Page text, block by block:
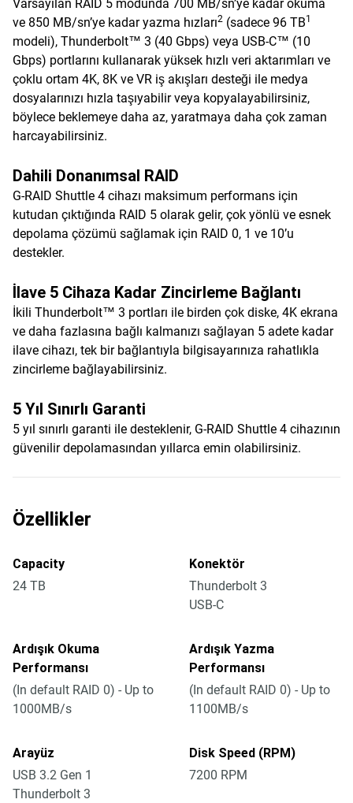
Varsayılan RAID 5 modunda 700 MB/sn’ye kadar okuma
ve 850 MB/sn’ye kadar yazma hızları2 (sadece 96 TB1
modeli), Thunderbolt™ 3 (40 Gbps) veya USB-C™ (10
Gbps) portlarını kullanarak yüksek hızlı veri aktarımları ve
çoklu ortam 4K, 8K ve VR iş akışları desteği ile medya
dosyalarınızı hızla taşıyabilir veya kopyalayabilirsiniz,
böylece beklemeye daha az, yaratmaya daha çok zaman
harcayabilirsiniz.
Dahili Donanımsal RAID
G-RAID Shuttle 4 cihazı maksimum performans için
kutudan çıktığında RAID 5 olarak gelir, çok yönlü ve esnek
depolama çözümü sağlamak için RAID 0, 1 ve 10’u
destekler.
İlave 5 Cihaza Kadar Zincirleme Bağlantı
İkili Thunderbolt™ 3 portları ile birden çok diske, 4K ekrana
ve daha fazlasına bağlı kalmanızı sağlayan 5 adete kadar
ilave cihazı, tek bir bağlantıyla bilgisayarınıza rahatlıkla
zincirleme bağlayabilirsiniz.
5 Yıl Sınırlı Garanti
5 yıl sınırlı garanti ile desteklenir, G-RAID Shuttle 4 cihazının
güvenilir depolamasından yıllarca emin olabilirsiniz.
Özellikler
Capacity
24 TB
Konektör
Thunderbolt 3
USB-C
Ardışık Okuma
Performansı
(In default RAID 0) - Up to
1000MB/s
Ardışık Yazma
Performansı
(In default RAID 0) - Up to
1100MB/s
Arayüz
USB 3.2 Gen 1
Thunderbolt 3
Disk Speed (RPM)
7200 RPM